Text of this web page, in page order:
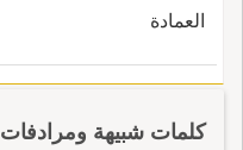
العمادة
كلمات شبيهة ومرادفات